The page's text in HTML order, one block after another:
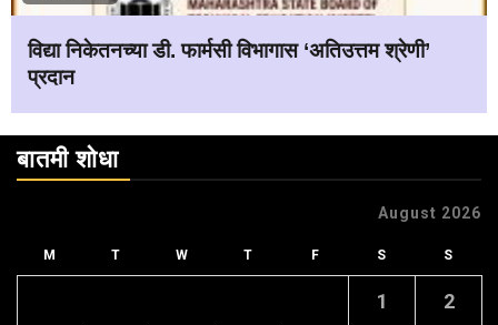
विद्या निकेतनच्या डी. फार्मसी विभागास ‘अतिउत्तम श्रेणी’
प्रदान
बातमी शोधा
August 2026
M T W T F S S
1 2